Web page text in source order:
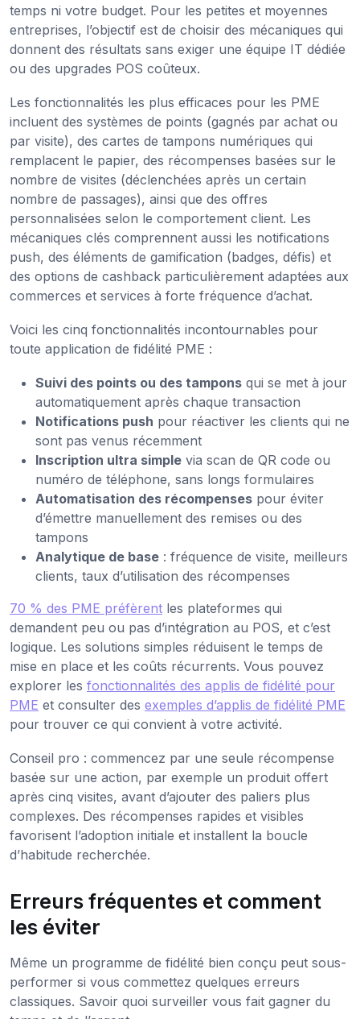
temps ni votre budget. Pour les petites et moyennes
entreprises, l’objectif est de choisir des mécaniques qui
donnent des résultats sans exiger une équipe IT dédiée
ou des upgrades POS coûteux.
Les fonctionnalités les plus efficaces pour les PME
incluent des systèmes de points (gagnés par achat ou
par visite), des cartes de tampons numériques qui
remplacent le papier, des récompenses basées sur le
nombre de visites (déclenchées après un certain
nombre de passages), ainsi que des offres
personnalisées selon le comportement client. Les
mécaniques clés comprennent aussi les notifications
push, des éléments de gamification (badges, défis) et
des options de cashback particulièrement adaptées aux
commerces et services à forte fréquence d’achat.
Voici les cinq fonctionnalités incontournables pour
toute application de fidélité PME :
Suivi des points ou des tampons qui se met à jour
automatiquement après chaque transaction
Notifications push pour réactiver les clients qui ne
sont pas venus récemment
Inscription ultra simple via scan de QR code ou
numéro de téléphone, sans longs formulaires
Automatisation des récompenses pour éviter
d’émettre manuellement des remises ou des
tampons
Analytique de base : fréquence de visite, meilleurs
clients, taux d’utilisation des récompenses
70 % des PME préfèrent les plateformes qui
demandent peu ou pas d’intégration au POS, et c’est
logique. Les solutions simples réduisent le temps de
mise en place et les coûts récurrents. Vous pouvez
explorer les fonctionnalités des applis de fidélité pour
PME et consulter des exemples d’applis de fidélité PME
pour trouver ce qui convient à votre activité.
Conseil pro : commencez par une seule récompense
basée sur une action, par exemple un produit offert
après cinq visites, avant d’ajouter des paliers plus
complexes. Des récompenses rapides et visibles
favorisent l’adoption initiale et installent la boucle
d’habitude recherchée.
Erreurs fréquentes et comment
les éviter
Même un programme de fidélité bien conçu peut sous-
performer si vous commettez quelques erreurs
classiques. Savoir quoi surveiller vous fait gagner du